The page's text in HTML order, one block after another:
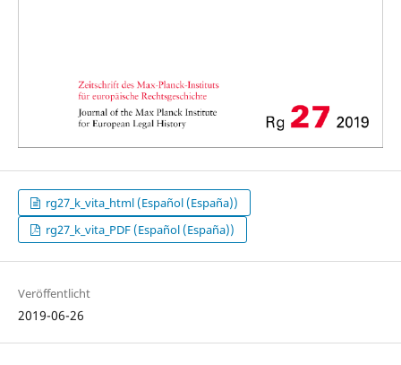
rg27_k_vita_html (Español (España))
rg27_k_vita_PDF (Español (España))
Veröffentlicht
2019-06-26